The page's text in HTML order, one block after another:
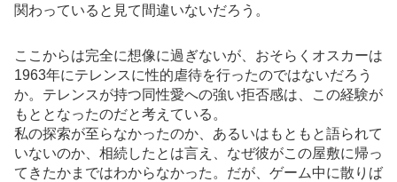
関わっていると見て間違いないだろう。
ここからは完全に想像に過ぎないが、おそらくオスカーは
1963年にテレンスに性的虐待を行ったのではないだろう
か。テレンスが持つ同性愛への強い拒否感は、この経験が
もととなったのだと考えている。
私の探索が至らなかったのか、あるいはもともと語られて
いないのか、相続したとは言え、なぜ彼がこの屋敷に帰っ
てきたかまではわからなかった。だが、ゲーム中に散りば